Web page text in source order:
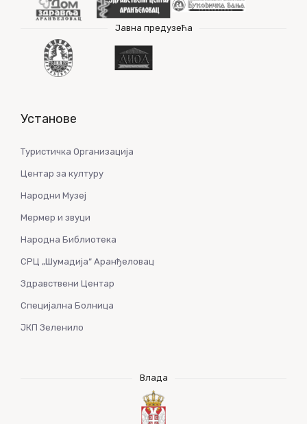
Јавна предузећа
Установе
Туристичка Организација
Центар за културу
Народни Музеј
Мермер и звуци
Народна Библиотека
СРЦ „Шумадија“ Аранђеловац
Здравствени Центар
Специјална Болница
ЈКП Зеленило
Влада